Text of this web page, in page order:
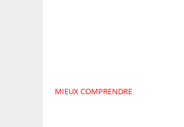
MIEUX COMPRENDRE